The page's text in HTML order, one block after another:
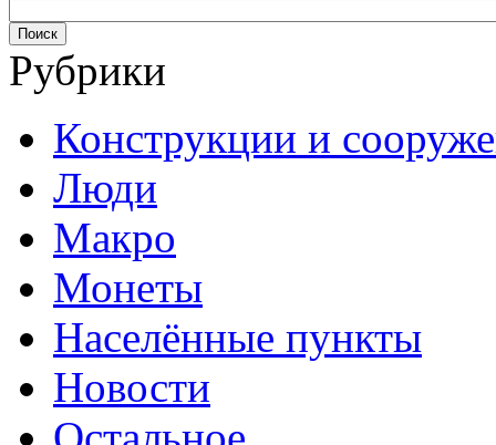
Рубрики
Конструкции и
Люди
Макро
Монеты
Населённые пункты
Новости